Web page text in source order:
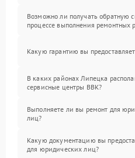
Возможно ли получать обратную
процессе выполнения ремонтных
Какую гарантию вы
В каких районах Липецка
сервисные центры BBK?
Выполняете ли вы ремонт для
лиц?
Какую документацию вы
для юридических лиц?